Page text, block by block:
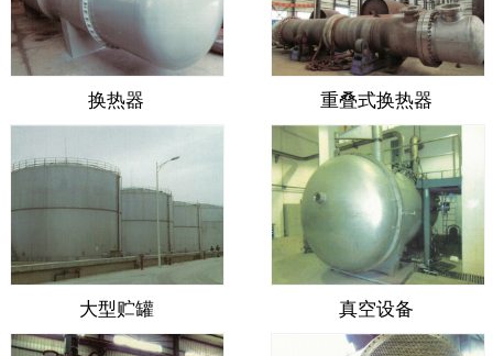
换热器 重叠式换热器
大型贮罐 真空设备